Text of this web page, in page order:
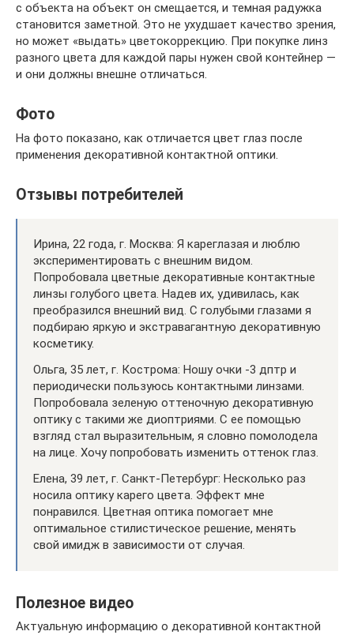
с объекта на объект он смещается, и темная радужка
становится заметной. Это не ухудшает качество зрения,
но может «выдать» цветокоррекцию. При покупке линз
разного цвета для каждой пары нужен свой контейнер —
и они должны внешне отличаться.
Фото
На фото показано, как отличается цвет глаз после
применения декоративной контактной оптики.
Отзывы потребителей
Ирина, 22 года, г. Москва: Я кареглазая и люблю
экспериментировать с внешним видом.
Попробовала цветные декоративные контактные
линзы голубого цвета. Надев их, удивилась, как
преобразился внешний вид. С голубыми глазами я
подбираю яркую и экстравагантную декоративную
косметику.
Ольга, 35 лет, г. Кострома: Ношу очки -3 дптр и
периодически пользуюсь контактными линзами.
Попробовала зеленую оттеночную декоративную
оптику с такими же диоптриями. С ее помощью
взгляд стал выразительным, я словно помолодела
на лице. Хочу попробовать изменить оттенок глаз.
Елена, 39 лет, г. Санкт-Петербург: Несколько раз
носила оптику карего цвета. Эффект мне
понравился. Цветная оптика помогает мне
оптимальное стилистическое решение, менять
свой имидж в зависимости от случая.
Полезное видео
Актуальную информацию о декоративной контактной